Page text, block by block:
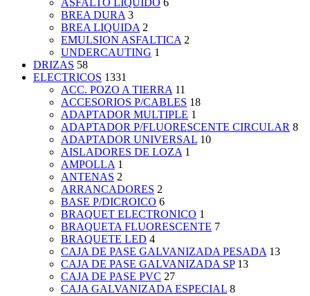
ASFALTO LIQUIDO 6
BREA DURA 3
BREA LIQUIDA 2
EMULSION ASFALTICA 2
UNDERCAUTING 1
DRIZAS 58
ELECTRICOS 1331
ACC. POZO A TIERRA 11
ACCESORIOS P/CABLES 18
ADAPTADOR MULTIPLE 1
ADAPTADOR P/FLUORESCENTE CIRCULAR 8
ADAPTADOR UNIVERSAL 10
AISLADORES DE LOZA 1
AMPOLLA 1
ANTENAS 2
ARRANCADORES 2
BASE P/DICROICO 6
BRAQUET ELECTRONICO 1
BRAQUETA FLUORESCENTE 7
BRAQUETE LED 4
CAJA DE PASE GALVANIZADA PESADA 13
CAJA DE PASE GALVANIZADA SP 13
CAJA DE PASE PVC 27
CAJA GALVANIZADA ESPECIAL 8